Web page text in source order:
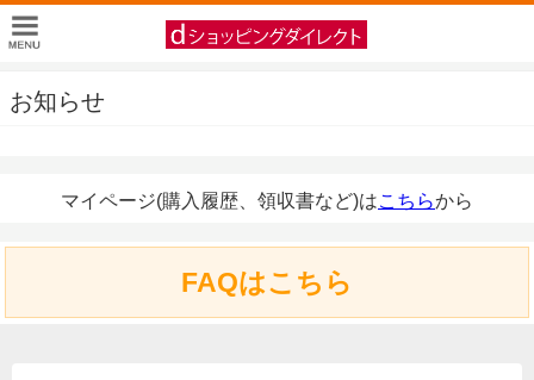
お知らせ
マイページ(購入履歴、領収書など)はこちらから
FAQはこちら